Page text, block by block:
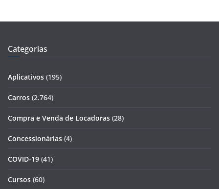
Categorias
Aplicativos (195)
Carros (2.764)
Compra e Venda de Locadoras (28)
Concessionárias (4)
COVID-19 (41)
Cursos (60)